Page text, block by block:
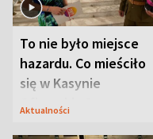
To nie było miejsce
hazardu. Co mieściło
się w Kasynie
Oficerskim?
Aktualności